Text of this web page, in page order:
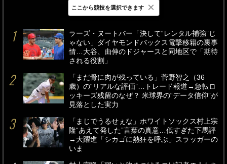
最新 24時間 週間
ラーズ・ヌートバー「決して“レンタル補強”じ
ゃない」ダイヤモンドバックス電撃移籍の裏事
情…大谷、由伸のドジャースと同地区で「期待
される役割」
「まだ骨に肉が残っている」菅野智之（36
歳）の“リアルな評価”…トレード報道→急転ロ
ッキーズ残留のなぜ？ 米球界の“データ信仰”が
見落とした実力
「まじでうるせぇな」ホワイトソックス村上宗
隆“あえて発した”言葉の真意…低すぎた下馬評
→大躍進「シカゴに熱狂を呼ぶ」スラッガーの
いま
ここから競技を選択できます ×